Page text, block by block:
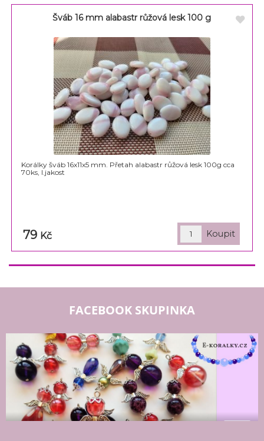
Šváb 16 mm alabastr růžová lesk 100 g
Korálky šváb 16x11x5 mm. Přetah alabastr růžová lesk 100g cca
70ks, I.jakost
79 Kč
FACEBOOK SKUPINKA